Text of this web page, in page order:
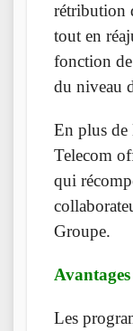
rétribution
tout en
fonction
du niveau
En plus de
Telecom
qui
Groupe.
​Les